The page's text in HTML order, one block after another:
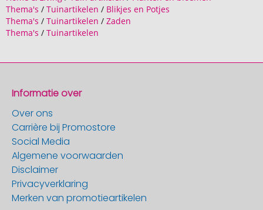
Thema's / Tuinartikelen / Blikjes en Potjes
Thema's / Tuinartikelen / Zaden
Thema's / Tuinartikelen
Informatie over
Over ons
Carrière bij Promostore
Social Media
Algemene voorwaarden
Disclaimer
Privacyverklaring
Merken van promotieartikelen